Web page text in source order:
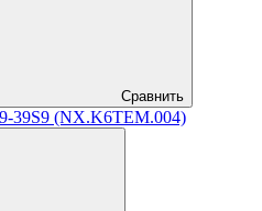
Сравнить
39S9 (NX.K6TEM.004)